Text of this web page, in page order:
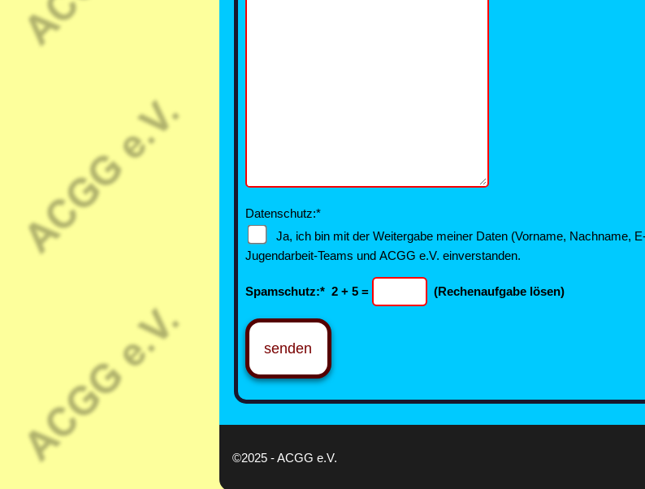
Datenschutz:*
Ja, ich bin mit der Weitergabe meiner Daten (Vorname, Nachname,
Jugendarbeit-Teams und ACGG e.V. einverstanden.
Spamschutz:* 2 + 5 = (Rechenaufgabe lösen)
senden
©2025 - ACGG e.V.